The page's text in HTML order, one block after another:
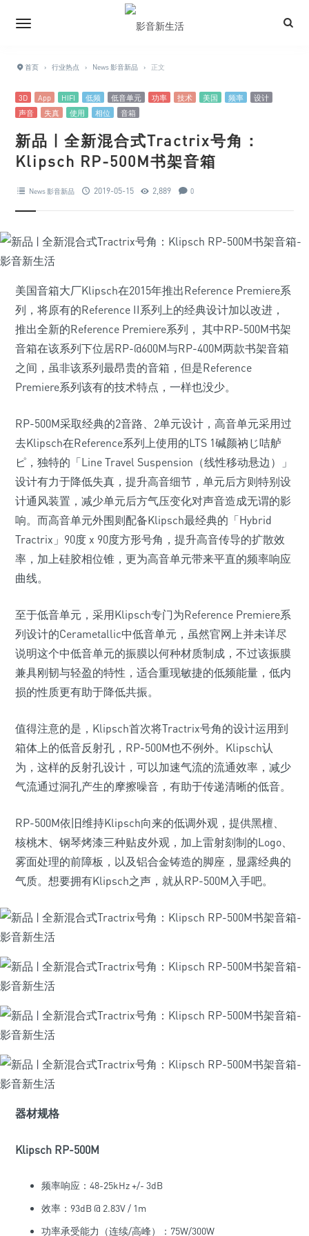
首页 › 行业热点 › News 影音新品 › 正文
3D App HIFI 低频 低音单元 功率 技术 美国 频率
设计
声音
失真 使用 相位 音箱
新品 | 全新混合式Tractrix号角：
Klipsch RP-500M书架音箱
News 影音新品 2019-05-15 2,889 0
美国音箱大厂Klipsch在2015年推出Reference Premiere系
列，将原有的Reference II系列上的经典设计加以改进，
推出全新的Reference Premiere系列， 其中RP-500M书架
音箱在该系列下位居RP-@600M与RP-400M两款书架音箱
之间，虽非该系列最昂贵的音箱，但是Reference
Premiere系列该有的技术特点，一样也没少。
RP-500M采取经典的2音路、2单元设计，高音单元采用过
去Klipsch在Reference系列上使用的LTS 1碱颜衲じ咭舻
ピ，独特的「Line Travel Suspension（线性移动悬边）」
设计有力于降低失真，提升高音细节，单元后方则特别设
计通风装置，减少单元后方气压变化对声音造成无谓的影
响。而高音单元外围则配备Klipsch最经典的「Hybrid
Tractrix」90度 x 90度方形号角，提升高音传导的扩散效
率，加上硅胶相位锥，更为高音单元带来平直的频率响应
曲线。
至于低音单元，采用Klipsch专门为Reference Premiere系
列设计的Cerametallic中低音单元，虽然官网上并未详尽
说明这个中低音单元的振膜以何种材质制成，不过该振膜
兼具刚韧与轻盈的特性，适合重现敏捷的低频能量，低内
损的性质更有助于降低共振。
值得注意的是，Klipsch首次将Tractrix号角的设计运用到
箱体上的低音反射孔，RP-500M也不例外。Klipsch认
为，这样的反射孔设计，可以加速气流的流通效率，减少
气流通过洞孔产生的摩擦噪音，有助于传递清晰的低音。
RP-500M依旧维持Klipsch向来的低调外观，提供黑檀、
核桃木、钢琴烤漆三种贴皮外观，加上雷射刻制的Logo、
雾面处理的前障板，以及铝合金铸造的脚座，显露经典的
气质。想要拥有Klipsch之声，就从RP-500M入手吧。
器材规格
Klipsch RP-500M
频率响应：48-25kHz +/- 3dB
效率：93dB @ 2.83V / 1m
功率承受能力（连续/高峰）：75W/300W